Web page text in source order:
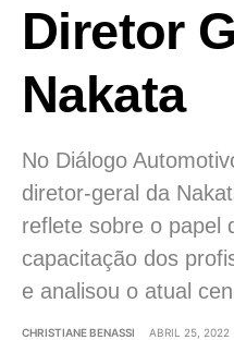
Diretor
Nakata
No Diálogo
diretor-geral da
reflete sobre o papel
capacitação dos
e analisou o atual
CHRISTIANE BENASSI ABRIL 25, 2022